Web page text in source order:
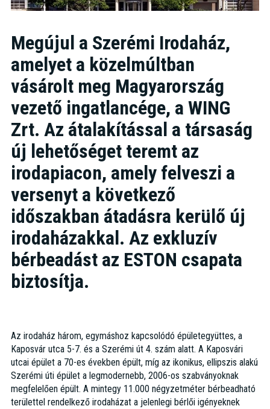
Megújul a Szerémi Irodaház,
amelyet a közelmúltban
vásárolt meg Magyarország
vezető ingatlancége, a WING
Zrt. Az átalakítással a társaság
új lehetőséget teremt az
irodapiacon, amely felveszi a
versenyt a következő
időszakban átadásra kerülő új
irodaházakkal. Az exkluzív
bérbeadást az ESTON csapata
biztosítja.
Az irodaház három, egymáshoz kapcsolódó épületegyüttes, a
Kaposvár utca 5-7. és a Szerémi út 4. szám alatt. A Kaposvári
utcai épület a 70-es években épült, míg az ikonikus, ellipszis alakú
Szerémi úti épület a legmodernebb, 2006-os szabványoknak
megfelelően épült. A mintegy 11.000 négyzetméter bérbeadható
területtel rendelkező irodaházat a jelenlegi bérlői igényeknek